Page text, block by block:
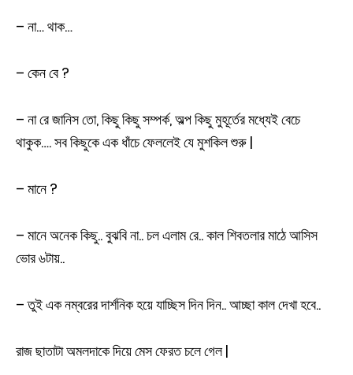
– না… থাক…
– কেন বে ?
– না রে জানিস তো, কিছু কিছু সম্পর্ক, অল্প কিছু মুহূর্তের মধ্যেই বেচে
থাকুক…. সব কিছুকে এক ধাঁচে ফেললেই যে মুশকিল শুরু |
– মানে ?
– মানে অনেক কিছু.. বুঝবি না.. চল এলাম রে.. কাল শিবতলার মাঠে আসিস
ভোর ৬টায়..
– তুই এক নম্বরের দার্শনিক হয়ে যাচ্ছিস দিন দিন.. আচ্ছা কাল দেখা হবে..
রাজ ছাতাটা অমলদাকে দিয়ে মেস ফেরত চলে গেল |